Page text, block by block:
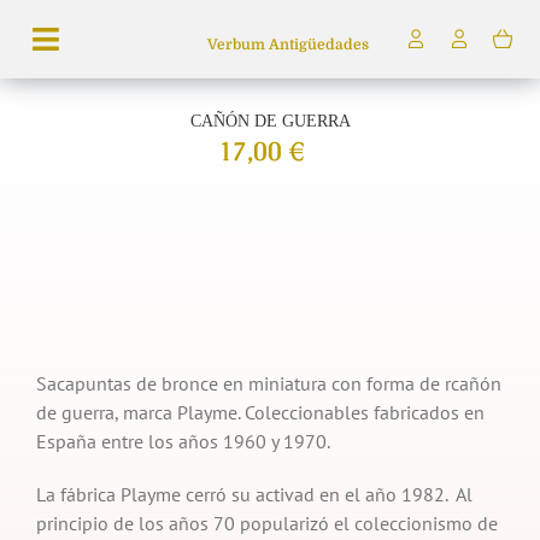
contenido
Toggle
Navigation
Quiénes somos
Verbum Antigüedades
CAÑÓN DE GUERRA
17,00€
Sacapuntas de bronce en miniatura con forma de rcañón
de guerra, marca Playme. Coleccionables fabricados en
España entre los años 1960 y 1970.
La fábrica Playme cerró su activad en el año 1982. Al
principio de los años 70 popularizó el coleccionismo de